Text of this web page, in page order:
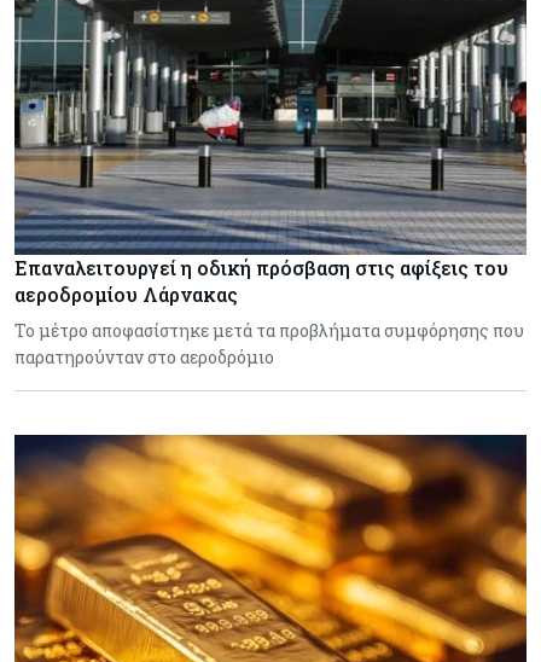
Επαναλειτουργεί η οδική πρόσβαση στις αφίξεις του
αεροδρομίου Λάρνακας
Το μέτρο αποφασίστηκε μετά τα προβλήματα συμφόρησης που
παρατηρούνταν στο αεροδρόμιο